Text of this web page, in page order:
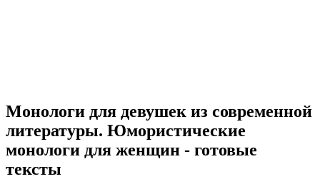
Монологи для девушек из современной
литературы. Юмористические
монологи для женщин - готовые
тексты